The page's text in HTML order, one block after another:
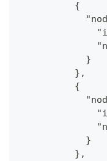
          {
            }
          },
          {
            }
          },